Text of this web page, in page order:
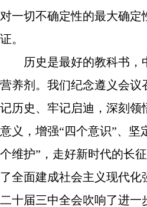
对一切不确定性的最大确定
证。
历史是最好的教科书，
营养剂。我们纪念遵义会议
记历史、牢记启迪，深刻领
意义，增强“四个意识”、坚
个维护”，走好新时代的长
了全面建成社会主义现代化
二十届三中全会吹响了进一